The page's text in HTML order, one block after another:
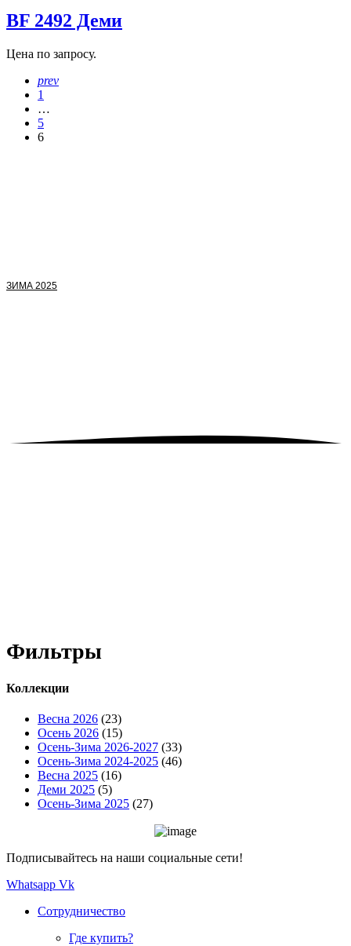
BF 2492 Деми
Цена по запросу.
prev
1
…
5
6
ЗИМА 2025
Фильтры
Коллекции
Весна 2026 (23)
Осень 2026 (15)
Осень-Зима 2026-2027 (33)
Осень-Зима 2024-2025 (46)
Весна 2025 (16)
Деми 2025 (5)
Осень-Зима 2025 (27)
Подписывайтесь на наши социальные сети!
Whatsapp Vk
Сотрудничество
Где купить?